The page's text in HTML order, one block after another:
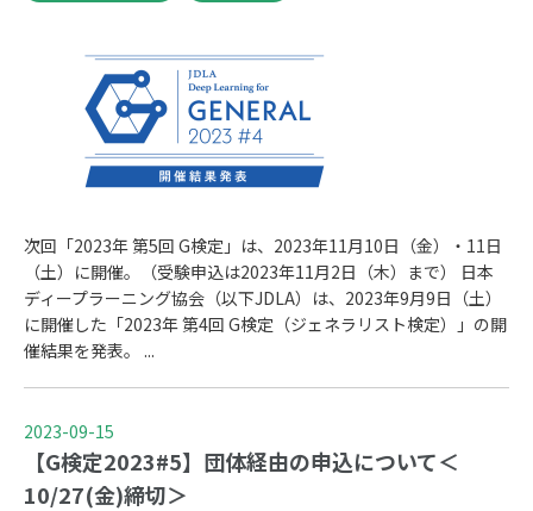
次回「2023年 第5回 G検定」は、2023年11月10日（金）・11日
（土）に開催。（受験申込は2023年11月2日（木）まで） 日本
ディープラーニング協会（以下JDLA）は、2023年9月9日（土）
に開催した「2023年 第4回 G検定（ジェネラリスト検定）」の開
催結果を発表。 ...
2023-09-15
【G検定2023#5】団体経由の申込について＜
10/27(金)締切＞